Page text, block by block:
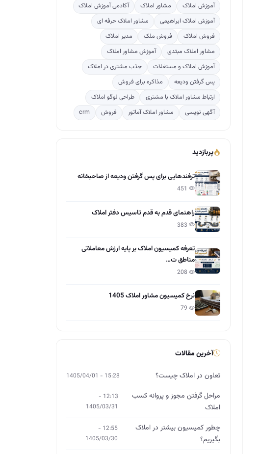
آموزش املاک مشاور املاک
آکادمی آموزش املاک
آموزش املاک ابراهیمی
مشاور املاک حرفه ای
فروش املاک
فروش ملک
مدیر املاک
مشاور املاک مبتدی
آموزش مشاور املاک
آموزش املاک و مستغلات
جذب مشتری در املاک
پس گرفتن ودیعه
مذاکره برای فروش
ارتباط مشاور املاک با مشتری
طراحی لوگو املاک
آگهی نویسی
مشاور املاک آماتور فروش crm
پربازدید
ترفندهایی برای پس گرفتن ودیعه از صاحبخانه
راهنمای قدم به قدم تاسیس دفتر املاک
تعرفه کمیسیون املاک بر پایه ارزش معاملاتی
مناطق ت…
نرخ کمیسیون مشاور املاک 1405
آخرین مقالات
تعاون در املاک چیست؟ 15:28 - 1405/04/01
مراحل گرفتن مجوز و پروانه کسب
املاک
12:13 -
1405/03/31
چطور کمیسیون بیشتر در املاک
بگیریم؟
12:55 -
1405/03/30